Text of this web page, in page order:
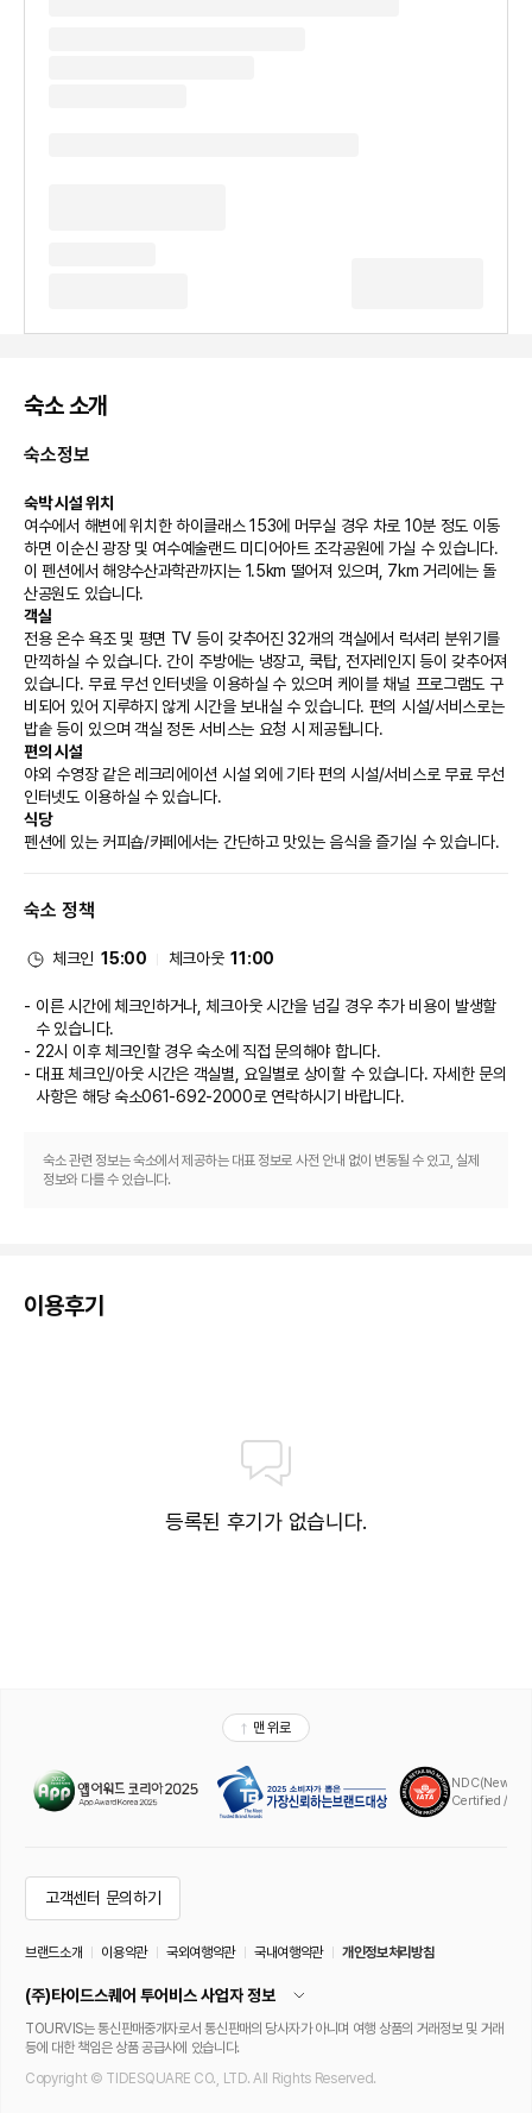
숙소 소개
숙소정보
숙박 시설 위치
여수에서 해변에 위치한 하이클래스 153에 머무실 경우 차로 10분 정도 이동
하면 이순신 광장 및 여수예술랜드 미디어아트 조각공원에 가실 수 있습니다.
이 펜션에서 해양수산과학관까지는 1.5km 떨어져 있으며, 7km 거리에는 돌
산공원도 있습니다.
객실
전용 온수 욕조 및 평면 TV 등이 갖추어진 32개의 객실에서 럭셔리 분위기를
만끽하실 수 있습니다. 간이 주방에는 냉장고, 쿡탑, 전자레인지 등이 갖추어져
있습니다. 무료 무선 인터넷을 이용하실 수 있으며 케이블 채널 프로그램도 구
비되어 있어 지루하지 않게 시간을 보내실 수 있습니다. 편의 시설/서비스로는
밥솥 등이 있으며 객실 정돈 서비스는 요청 시 제공됩니다.
편의 시설
야외 수영장 같은 레크리에이션 시설 외에 기타 편의 시설/서비스로 무료 무선
인터넷도 이용하실 수 있습니다.
식당
펜션에 있는 커피숍/카페에서는 간단하고 맛있는 음식을 즐기실 수 있습니다.
프 주차 이용이 가능합니다.
숙소 정책
체크인 15:00 체크아웃 11:00
이른 시간에 체크인하거나, 체크아웃 시간을 넘길 경우 추가 비용이 발생할
수 있습니다.
22시 이후 체크인할 경우 숙소에 직접 문의해야 합니다.
대표 체크인/아웃 시간은 객실별, 요일별로 상이할 수 있습니다. 자세한 문의
사항은 해당 숙소061-692-2000로 연락하시기 바랍니다.
숙소 관련 정보는 숙소에서 제공하는 대표 정보로 사전 안내 없이 변동될 수 있고, 실제
정보와 다를 수 있습니다.
이용후기
등록된 후기가 없습니다.